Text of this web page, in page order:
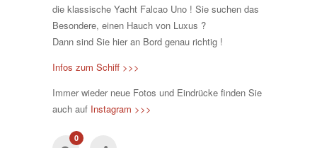
die klassische Yacht Falcao Uno ! Sie suchen das
Besondere, einen Hauch von Luxus ?
Dann sind Sie hier an Bord genau richtig !
Infos zum Schiff >>>
Immer wieder neue Fotos und Eindrücke finden Sie
auch auf Instagram >>>
0